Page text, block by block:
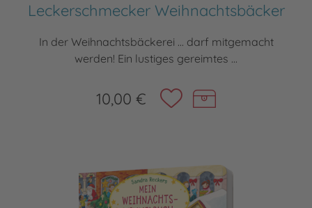
Leckerschmecker Weihnachtsbäcker
In der Weihnachtsbäckerei ... darf mitgemacht
werden! Ein lustiges gereimtes ...
10,00 €